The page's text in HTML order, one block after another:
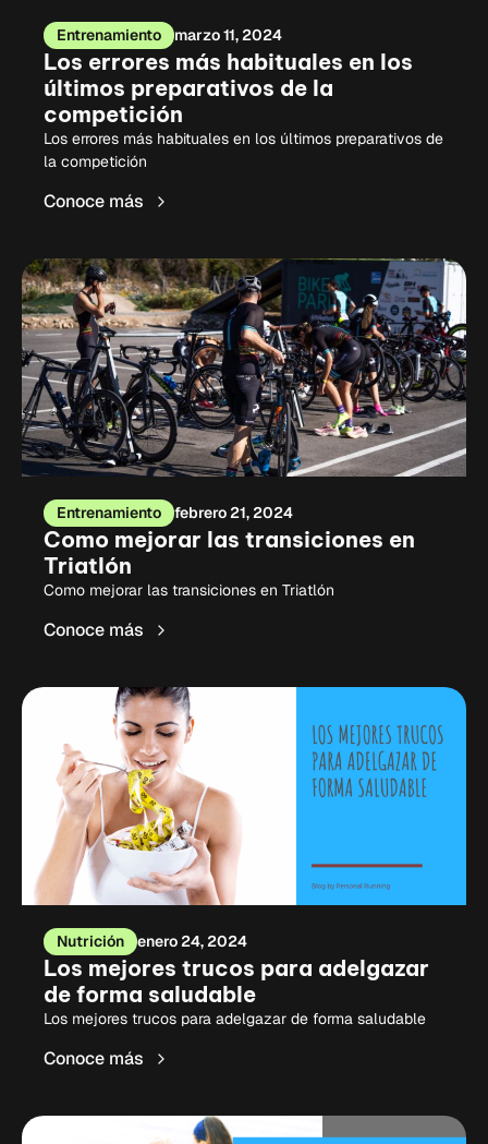
Entrenamiento marzo 11, 2024
Los errores más habituales en los
últimos preparativos de la
competición
Los errores más habituales en los últimos preparativos de
la competición
Conoce más
Entrenamiento febrero 21, 2024
Como mejorar las transiciones en
Triatlón
Como mejorar las transiciones en Triatlón
Conoce más
Nutrición enero 24, 2024
Los mejores trucos para adelgazar
de forma saludable
Los mejores trucos para adelgazar de forma saludable
Conoce más